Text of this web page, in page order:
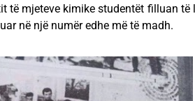
të mjeteve kimike studentët filluan të
në një numër edhe më të madh.